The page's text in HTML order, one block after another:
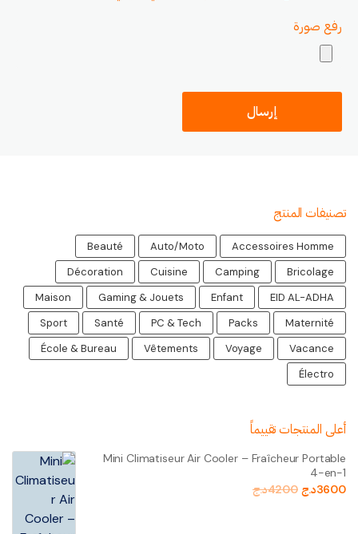
رفع صورة
تصنيفات المنتج
Accessoires Homme
Auto/Moto
Beauté
Bricolage
Camping
Cuisine
Décoration
EID AL-ADHA
Enfant
Gaming & Jouets
Maison
Maternité
Packs
PC & Tech
Santé
Sport
Vacance
Voyage
Vêtements
École & Bureau
Électro
أعلى المنتجات تقييماً
Mini Climatiseur Air Cooler – Fraîcheur Portable
4-en-1
3600د.ج 4200د.ج